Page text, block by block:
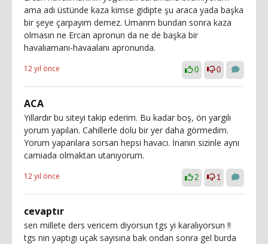
ama adı üstünde kaza kimse gidipte şu araca yada başka
bir şeye çarpayım demez. Umarım bundan sonra kaza
olmasın ne Ercan apronun da ne de başka bir
havaliamanı-havaalanı apronunda.
12 yıl önce 0 0
ACA
Yıllardır bu siteyi takip ederim. Bu kadar boş, ön yargılı
yorum yapılan. Cahillerle dolu bir yer daha görmedim.
Yorum yapanlara sorsan hepsi havacı. İnanın sizinle aynı
camiada olmaktan utanıyorum.
12 yıl önce 2 1
cevaptır
sen millete ders vericem diyorsun tgs yi karalıyorsun !!
tgs nin yaptıgı uçak sayısına bak ondan sonra gel burda